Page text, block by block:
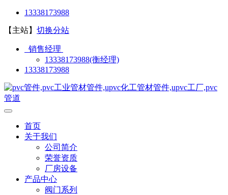
13338173988
【主站】 切换分站
销售经理
13338173988(衡经理)
13338173988
首页
关于我们
公司简介
荣誉资质
厂房设备
产品中心
阀门系列